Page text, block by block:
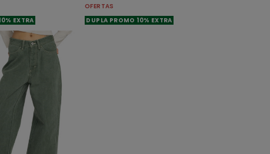
EXTRA
OFERTAS
DUPLA PROMO 10% EXTRA